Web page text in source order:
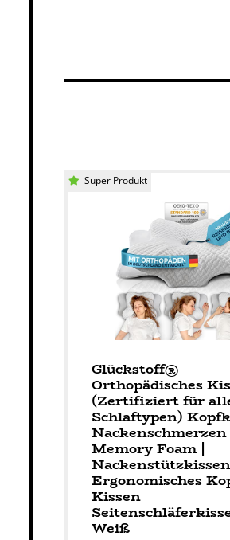
Glückstoff®
Orthopädisches
(Zertifiziert für
Schlaftypen)
Nackenschmerzen
Memory Foam |
Nackenstützkissen
Ergonomisches
Kissen
Weiß
Super Produkt